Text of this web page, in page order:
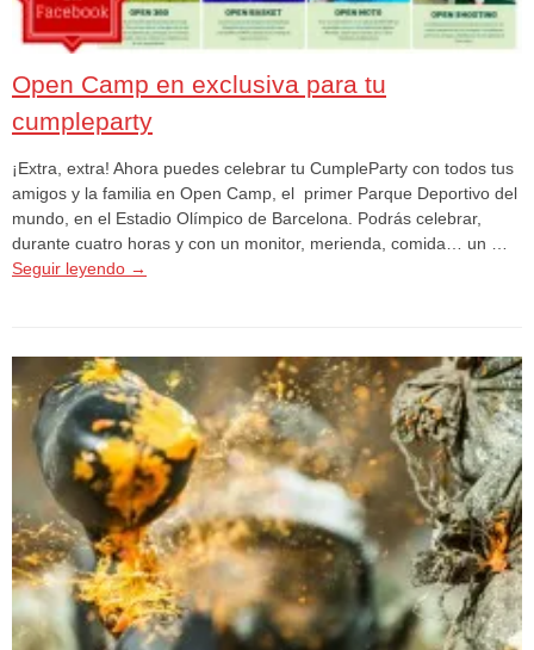
Open Camp en exclusiva para tu
cumpleparty
¡Extra, extra! Ahora puedes celebrar tu CumpleParty con todos tus
amigos y la familia en Open Camp, el primer Parque Deportivo del
mundo, en el Estadio Olímpico de Barcelona. Podrás celebrar,
durante cuatro horas y con un monitor, merienda, comida… un …
Seguir leyendo →